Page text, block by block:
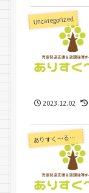
Uncategorized
2023.12.02
ありすく～るジュニア